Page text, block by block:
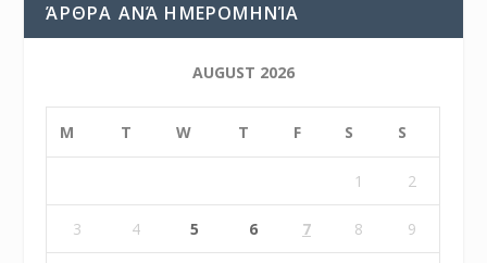
ΆΡΘΡΑ ΑΝΆ ΗΜΕΡΟΜΗΝΊΑ
AUGUST 2026
M T W T F S S
1 2
3 4 5 6 7 8 9